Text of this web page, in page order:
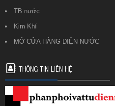
TB nước
Kim Khí
MỞ CỬA HÀNG ĐIỆN NƯỚC
THÔNG TIN LIÊN HỆ